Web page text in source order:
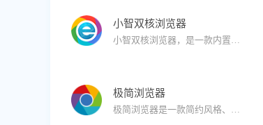
小智双核浏览器
小智双核浏览器，是一款内置Chrome和IE内核的安全双核浏览器，可完美支持IE9/IE10/IE11版本内核，同时拥有更加稳定、快速的Chrome内核：Chromium101，运行速度快、性能稳定，同样也确保了兼容性。界面简洁，安全、纯净无广告，有着秒开网页的流畅体验。支持安装谷歌Google Chrome插件拓展程序，拥有自定义主页、天气预报、免费PDF转换Word功能、快速划词翻译功能、网页长截图、gif录制、视频录制、快捷鼠标手势、一键扫码分享网页功能、微博助手、侧边栏二维码生成器以及自定义浏览器全面屏壁纸皮肤等功能。
极简浏览器
极简浏览器是一款简约风格、极速安全、无广告、无弹窗的浏览器。极简浏览器提供了浏览器的基本功能。满足用户的极速安全上网的同时，无广告、无弹窗、简洁的界面等特点给用户带来不一样的浏览体验！